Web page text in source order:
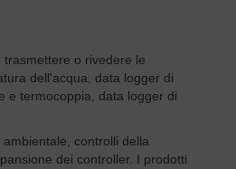
o rivedere le
dell'acqua, data logger di
e termocoppia, data logger di
controlli della
dei controller. I prodotti